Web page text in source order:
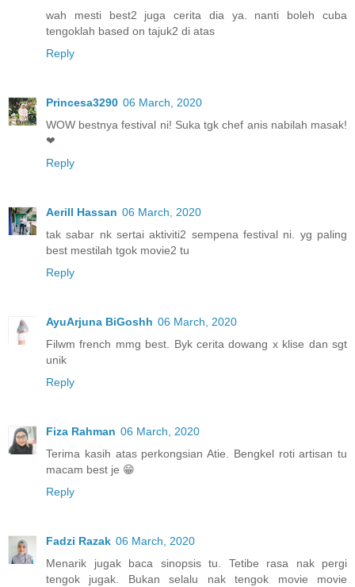
wah mesti best2 juga cerita dia ya. nanti boleh cuba
tengoklah based on tajuk2 di atas
Reply
Princesa3290 06 March, 2020
WOW bestnya festival ni! Suka tgk chef anis nabilah masak!
❤
Reply
Aerill Hassan 06 March, 2020
tak sabar nk sertai aktiviti2 sempena festival ni. yg paling
best mestilah tgok movie2 tu
Reply
AyuArjuna BiGoshh 06 March, 2020
Filwm french mmg best. Byk cerita dowang x klise dan sgt
unik
Reply
Fiza Rahman 06 March, 2020
Terima kasih atas perkongsian Atie. Bengkel roti artisan tu
macam best je 😁
Reply
Fadzi Razak 06 March, 2020
Menarik jugak baca sinopsis tu. Tetibe rasa nak pergi
tengok jugak. Bukan selalu nak tengok movie movie